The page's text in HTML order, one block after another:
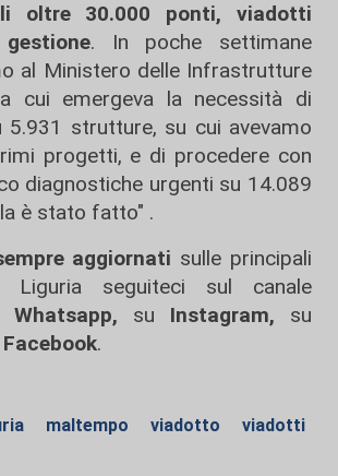
oltre 30.000 ponti, viadotti
. In poche settimane
al Ministero delle Infrastrutture
cui emergeva la necessità di
5.931 strutture, su cui avevamo
progetti, e di procedere con
diagnostiche urgenti su 14.089
è stato fatto" .
aggiornati sulle principali
Liguria seguiteci sul canale
Whatsapp, su Instagram, su
Facebook.
maltempo viadotto
viadotti